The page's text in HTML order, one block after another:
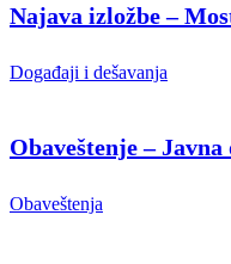
Najava izložbe –
Događaji i dešavanja
Obaveštenje –
Obaveštenja